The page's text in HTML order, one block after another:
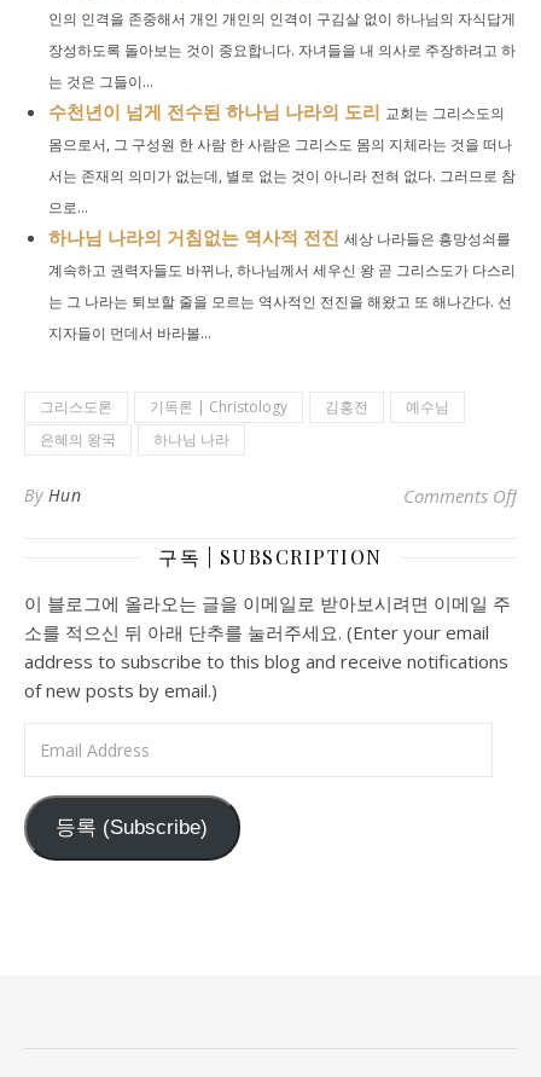
인의 인격을 존중해서 개인 개인의 인격이 구김살 없이 하나님의 자식답게
장성하도록 돌아보는 것이 중요합니다. 자녀들을 내 의사로 주장하려고 하
는 것은 그들이...
수천년이 넘게 전수된 하나님 나라의 도리 교회는 그리스도의
몸으로서, 그 구성원 한 사람 한 사람은 그리스도 몸의 지체라는 것을 떠나
서는 존재의 의미가 없는데, 별로 없는 것이 아니라 전혀 없다. 그러므로 참
으로...
하나님 나라의 거침없는 역사적 전진 세상 나라들은 흥망성쇠를
계속하고 권력자들도 바뀌나, 하나님께서 세우신 왕 곧 그리스도가 다스리
는 그 나라는 퇴보할 줄을 모르는 역사적인 전진을 해왔고 또 해나간다. 선
지자들이 먼데서 바라볼...
그리스도론 기독론 | Christology 김홍전
예수님
은혜의 왕국
하나님 나라
By Hun Comments Offon
구독 | SUBSCRIPTION
이 블로그에 올라오는 글을 이메일로 받아보시려면 이메일 주
소를 적으신 뒤 아래 단추를 눌러주세요. (Enter your email
address to subscribe to this blog and receive notifications
of new posts by email.)
등록 (Subscribe)